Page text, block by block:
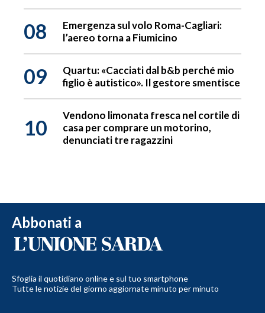
08
Emergenza sul volo Roma-Cagliari:
l’aereo torna a Fiumicino
09
Quartu: «Cacciati dal b&b perché mio
figlio è autistico». Il gestore smentisce
10
Vendono limonata fresca nel cortile di
casa per comprare un motorino,
denunciati tre ragazzini
Abbonati a
Sfoglia il quotidiano online e sul tuo smartphone
Tutte le notizie del giorno aggiornate minuto per minuto